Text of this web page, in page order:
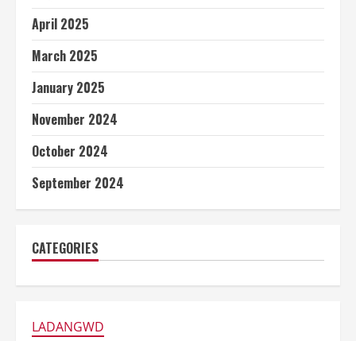
April 2025
March 2025
January 2025
November 2024
October 2024
September 2024
CATEGORIES
LADANGWD